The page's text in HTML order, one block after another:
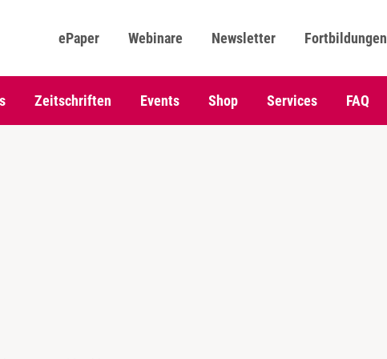
ePaper Webinare Newsletter Fortbildungen
Zeitschriften Events Shop Services FAQ